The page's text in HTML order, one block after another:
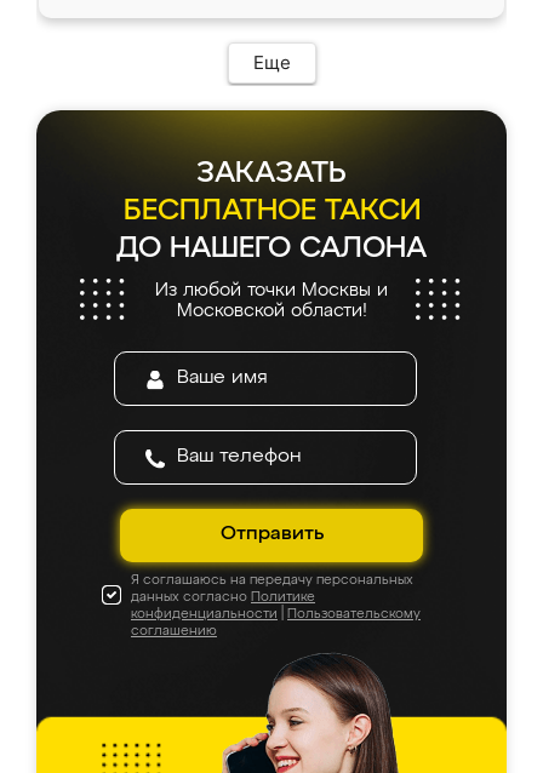
Еще
ЗАКАЗАТЬ
БЕСПЛАТНОЕ ТАКСИ
ДО НАШЕГО САЛОНА
Из любой точки Москвы и
Московской области!
Отправить
Я соглашаюсь на передачу персональных
данных согласно Политике
конфиденциальности
Пользовательскому
соглашению